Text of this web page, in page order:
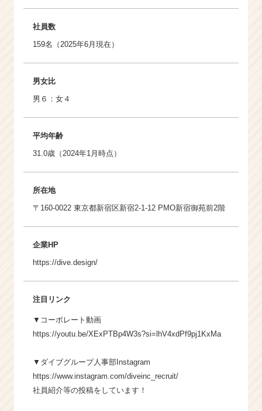
社員数
159名（2025年6月現在）
男女比
男６：女４
平均年齢
31.0歳（2024年1月時点）
所在地
〒160-0022 東京都新宿区新宿2-1-12 PMO新宿御苑前2階
企業HP
https://dive.design/
注目リンク
▼コーポレート動画
https://youtu.be/XExPTBp4W3s?si=lhV4xdPf9pj1KxMa
▼ダイブグループ人事部Instagram
https://www.instagram.com/diveinc_recruit/
社員紹介等の投稿をしています！